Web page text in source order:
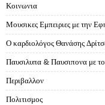
Κοινωνια
Μουσικες Εμπειριες με την
Ο καρδιολόγος Θανάσης
Παυσιλυπα & Παυσιπονα με
Περιβαλλον
Πολιτισμος